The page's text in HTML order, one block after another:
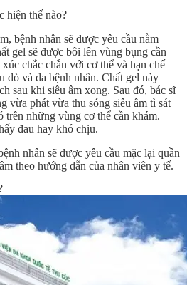
hiện thế nào?
bệnh nhân sẽ được yêu cầu nằm
gel sẽ được bôi lên vùng bụng cần
chắc chắn với cơ thể và hạn chế
dò và da bệnh nhân. Chất gel này
sau khi siêu âm xong. Sau đó, bác sĩ
vừa phát vừa thu sóng siêu âm tì sát
trên những vùng cơ thể cần khám.
đau hay khó chịu.
nhân sẽ được yêu cầu mặc lại quần
theo hướng dẫn của nhân viên y tế.